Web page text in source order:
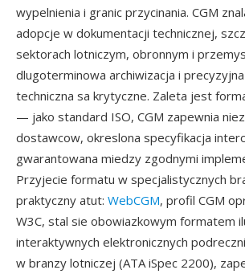
wypelnienia i granic przycinania. CGM
adopcje w dokumentacji technicznej,
sektorach lotniczym, obronnym i
dlugoterminowa archiwizacja i
techniczna sa krytyczne. Zaleta jest
— jako standard ISO, CGM zapewnia
dostawcow, okreslona specyfikacja
gwarantowana miedzy zgodnymi
Przyjecie formatu w specjalistycznych
praktyczny atut: WebCGM, profil CGM
W3C, stal sie obowiazkowym formatem
interaktywnych elektronicznych
w branzy lotniczej (ATA iSpec 2200),